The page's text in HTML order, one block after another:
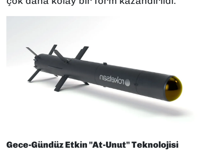
Gece-Gündüz Etkin "At-Unut" Teknolojisi